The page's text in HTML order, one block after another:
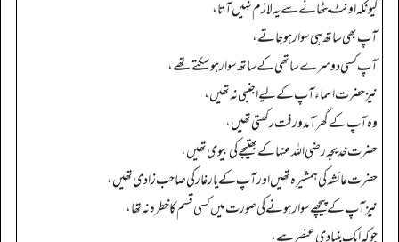
کیونکہ اونٹ بٹھانے سے یہ لازم نہیں آتا،
آپ بھی ساتھ ہی سوار ہو جاتے،
آپ کسی دوسرے ساتھی کے ساتھ سوار ہو سکتے تھے،
نیز حضرت اسماء آپ کے لیے اجنبی نہ تھیں،
وہ آپ کے گھر آمدورفت رکھتی تھیں،
حضرت خدیجہ رضی اللہ عنہا کے بھتیجے کی بیوی تھیں،
حضرت عائشہ کی ہمشیرہ تھیں اور آپ کے یار غار کی صاحب زادی تھیں،
نیز آپ کے پیچھے سوار ہونے کی صورت میں کسی قسم کا خطرہ نہ تھا،